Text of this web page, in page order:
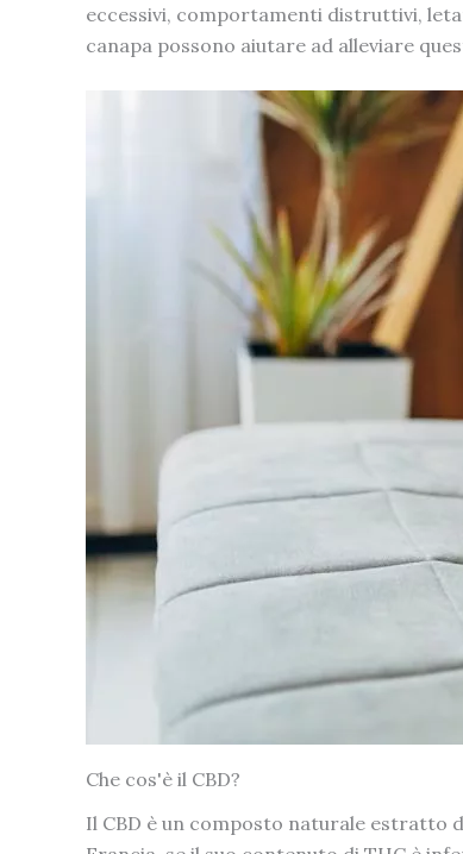
eccessivi, comportamenti distruttivi,
canapa possono aiutare ad alleviare
Che cos'è il CBD?
Il CBD è un composto naturale estratto